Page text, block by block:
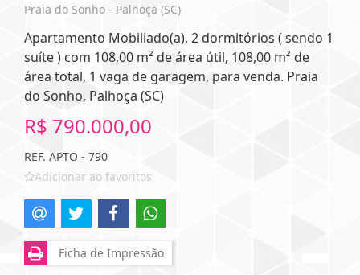
Praia do Sonho - Palhoça (SC)
Apartamento Mobiliado(a), 2 dormitórios ( sendo 1
suíte ) com 108,00 m² de área útil, 108,00 m² de
área total, 1 vaga de garagem, para venda. Praia
do Sonho, Palhoça (SC)
R$ 790.000,00
REF. APTO - 790
Adicionar ao favoritos
Ficha de Impressão